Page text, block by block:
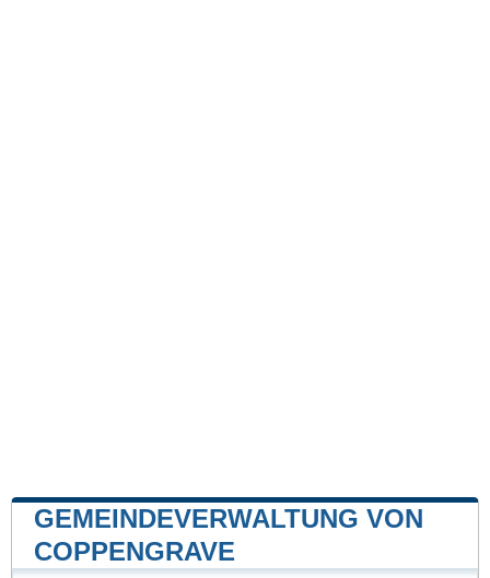
GEMEINDEVERWALTUNG VON
COPPENGRAVE